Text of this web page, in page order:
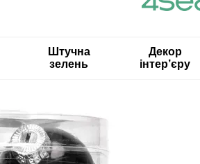
Штучна
зелень
Декор
інтер’єру